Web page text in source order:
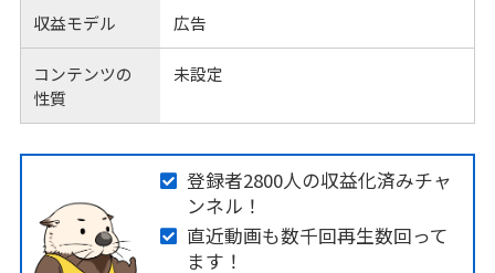
収益モデル 広告
コンテンツの
性質
未設定
登録者2800人の収益化済みチャ
ンネル！
直近動画も数千回再生数回って
ます！